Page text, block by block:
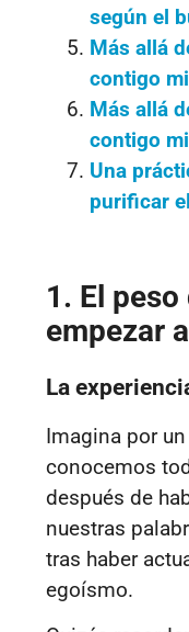
según el
Más allá
contigo
Más allá
contigo
Una
purificar
1. El
empezar
La
Imagina por
conocemos
después de
nuestras
tras haber
egoísmo.